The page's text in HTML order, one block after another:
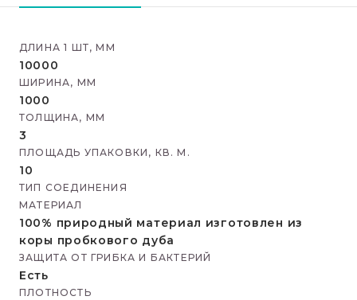
ДЛИНА 1 ШТ, ММ
10000
ШИРИНА, ММ
1000
ТОЛЩИНА, ММ
3
ПЛОЩАДЬ УПАКОВКИ, КВ. М.
10
ТИП СОЕДИНЕНИЯ
МАТЕРИАЛ
100% природный материал изготовлен из
коры пробкового дуба
ЗАЩИТА ОТ ГРИБКА И БАКТЕРИЙ
Есть
ПЛОТНОСТЬ